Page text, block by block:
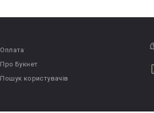
Оплата
Про Букнет
Пошук користувачів